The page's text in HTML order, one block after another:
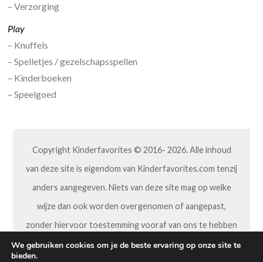
– Verzorging
Play
– Knuffels
– Spelletjes / gezelschapsspellen
– Kinderboeken
– Speelgoed
Copyright Kinderfavorites © 2016- 2026. Alle inhoud
van deze site is eigendom van Kinderfavorites.com tenzij
anders aangegeven. Niets van deze site mag op welke
wijze dan ook worden overgenomen of aangepast,
zonder hiervoor toestemming vooraf van ons te hebben
gekregen.
We gebruiken cookies om je de beste ervaring op onze site te
bieden.